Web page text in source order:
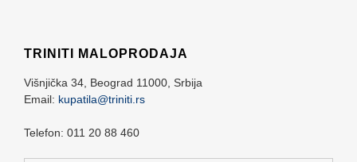
TRINITI MALOPRODAJA
Višnjička 34, Beograd 11000, Srbija
Email: kupatila@triniti.rs
Telefon: 011 20 88 460